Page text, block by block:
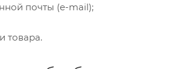
почты (e-mail);
товара.